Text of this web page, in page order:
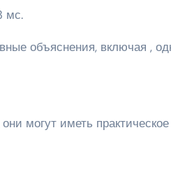
мс.
объяснения, включая ,
могут иметь